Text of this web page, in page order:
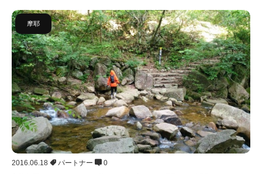
摩耶
2016.06.18 パートナー 0